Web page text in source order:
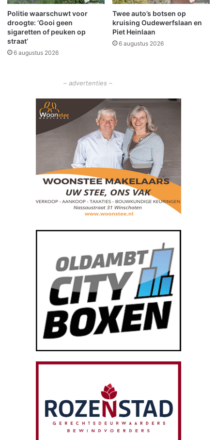
m
e
n
d
e
z
Politie waarschuwt voor
droogte: ‘Gooi geen
sigaretten of peuken op
straat’
6 augustus 2026
Twee auto’s botsen op
kruising Oudewerfslaan en
Piet Heinlaan
6 augustus 2026
– advertenties –